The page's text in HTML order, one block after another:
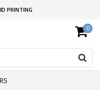
PRINTING
EN SUPPORT 0